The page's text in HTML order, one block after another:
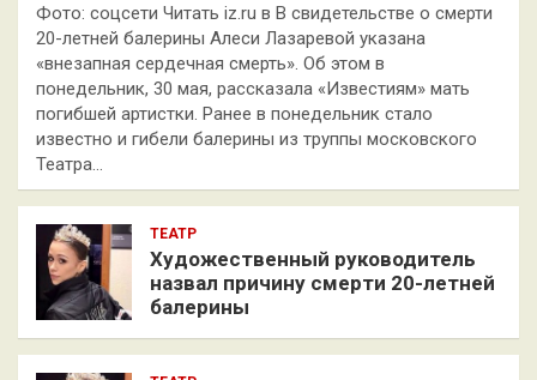
Фото: соцсети Читать iz.ru в В свидетельстве о смерти
20-летней балерины Алеси Лазаревой указана
«внезапная сердечная смерть». Об этом в
понедельник, 30 мая, рассказала «Известиям» мать
погибшей артистки. Ранее в понедельник стало
известно и гибели балерины из труппы московского
Театра…
ТЕАТР
Художественный руководитель
назвал причину смерти 20-летней
балерины